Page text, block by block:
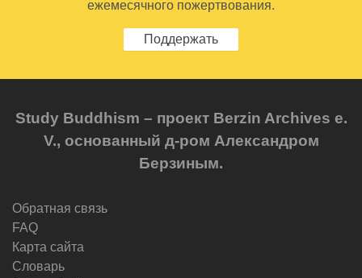
ежемесячного пожертвования.
Поддержать
Study Buddhism – проект Berzin Archives e.
V., основанный д-ром Александром
Берзиным.
Обратная связь
FAQ
Карта сайта
Словарь